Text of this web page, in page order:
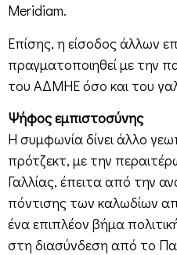
Meridiam.
Επίσης, η είσοδος άλλων
πραγματοποιηθεί με την
του ΑΔΜΗΕ όσο και του
Ψήφος εμπιστοσύνης
Η συμφωνία δίνει άλλο
πρότζεκτ, με την
Γαλλίας, έπειτα από την
πόντισης των καλωδίων
ένα επιπλέον βήμα
στη διασύνδεση από το